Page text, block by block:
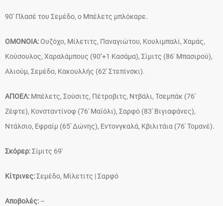
90′ Πλασέ του Σεμέδο, ο Μπέλετς μπλόκαρε.
ΟΜΟΝΟΙΑ:Ουζόχο, Μίλετιτς, Παναγιώτου, Κουλιμπαλί, Χαμάς,
Κούσουλος, Χαραλάμπους (90’+1 Κασάμα), Σίμιτς (86′ Μπασιρού),
Αλιούμ, Σεμέδο, Κακουλλής (62′ Στεπίνσκι).
ΑΠΟΕΛ: Μπέλετς, Σούσιτς, Πέτροβιτς, Ντβάλι, Τσεμπάκ (76′
Ζέφτε), Κονσταντίνοφ (76′ Μαϊόλι), Σαρφό (83′ Βιγιαφάνες),
Ντάλσιο, Εφραίμ (65′ Δώνης), Εντονγκαλά, Κβιλιτάια (76′ Τομανέ).
Σκόρερ:Σίμιτς 69′
Κίτρινες:Σεμέδο, Μίλετιτς | Σαρφό
Αποβολές: –